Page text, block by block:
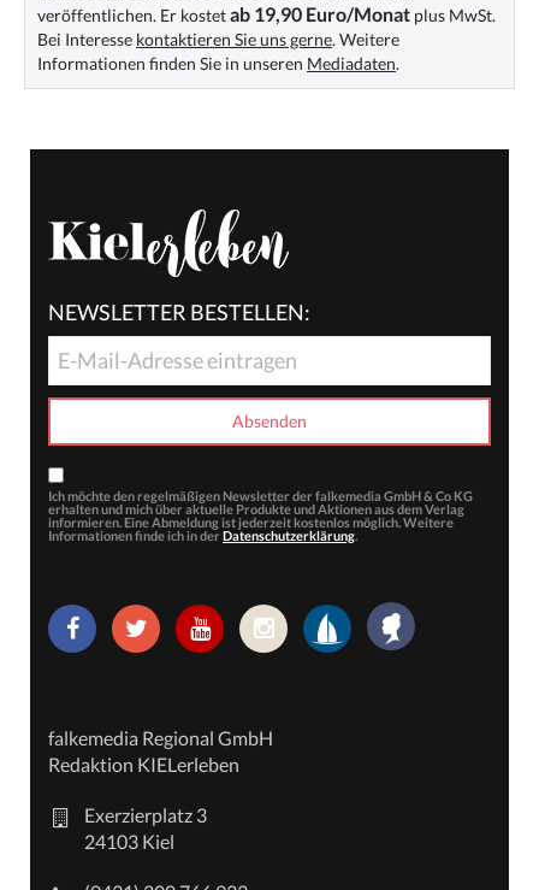
veröffentlichen. Er kostetab 19,90 Euro/Monat plus MwSt.
Bei Interesse kontaktieren Sie uns gerne. Weitere
Informationen finden Sie in unseren Mediadaten.
NEWSLETTER BESTELLEN:
Ich möchte den regelmäßigen Newsletter der falkemedia GmbH & Co KG
erhalten und mich über aktuelle Produkte und Aktionen aus dem Verlag
informieren. Eine Abmeldung ist jederzeit kostenlos möglich. Weitere
Informationen finde ich in der Datenschutzerklärung.
falkemedia Regional GmbH
Redaktion KIELerleben
Exerzierplatz 3
24103 Kiel